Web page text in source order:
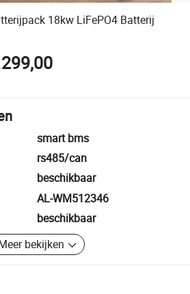
18kw LiFePO4 Batterij
smart bms
rs485/can
beschikbaar
AL-WM512346
beschikbaar
bekijken